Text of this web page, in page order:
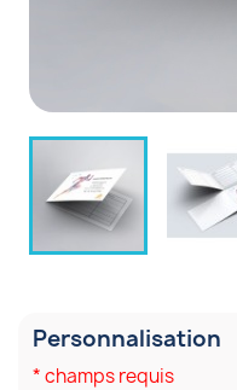
Personnalisation
* champs requis